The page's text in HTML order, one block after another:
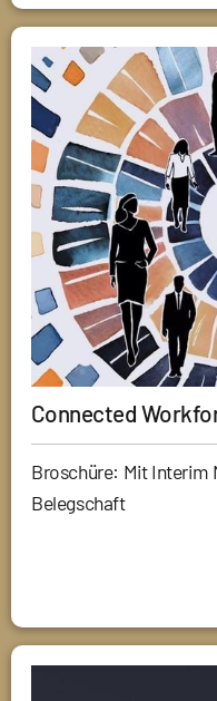
Connected
Broschüre: Mit Interim
Belegschaft